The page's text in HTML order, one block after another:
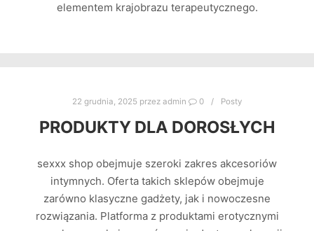
elementem krajobrazu terapeutycznego.
22 grudnia, 2025 przez admin 0 Posty
PRODUKTY DLA DOROSŁYCH
sexxx shop obejmuje szeroki zakres akcesoriów
intymnych. Oferta takich sklepów obejmuje
zarówno klasyczne gadżety, jak i nowoczesne
rozwiązania. Platforma z produktami erotycznymi